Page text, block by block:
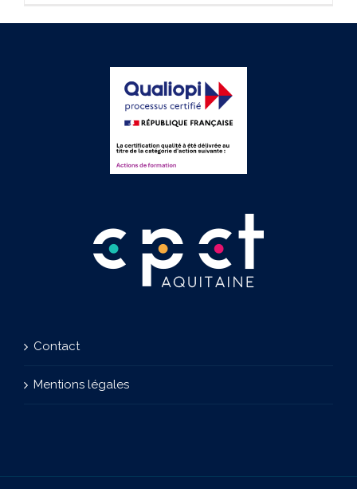
Contact
Mentions légales